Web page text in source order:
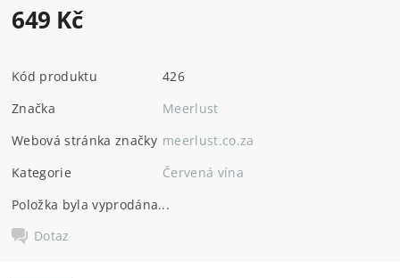
649 Kč
Kód produktu
426
Značka
Meerlust
Webová stránka značky meerlust.co.za
Kategorie
Červená vína
Položka byla vyprodána...
Dotaz